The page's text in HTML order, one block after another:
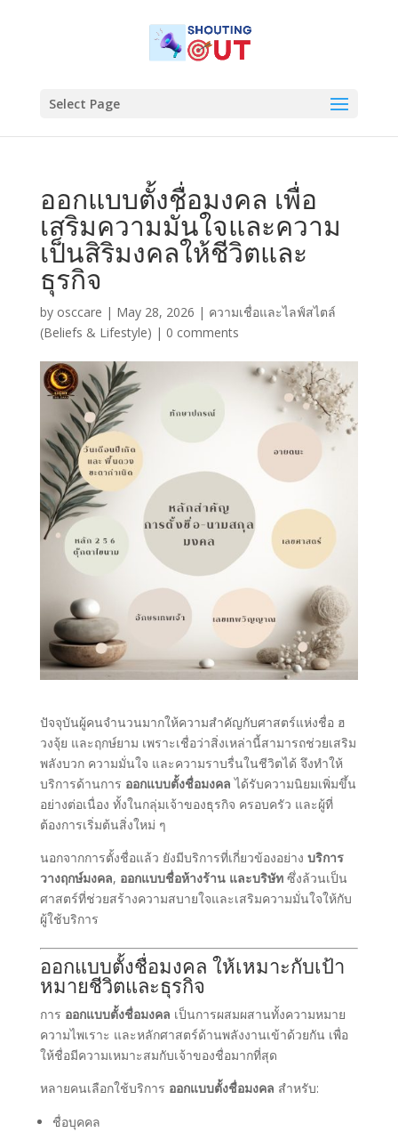
Select Page
ออกแบบตั้งชื่อมงคล เพื่อ
เสริมความมั่นใจและความ
เป็นสิริมงคลให้ชีวิตและ
ธุรกิจ
by osccare | May 28, 2026 | ความเชื่อและไลฟ์สไตล์
(Beliefs & Lifestyle) | 0 comments
ปัจจุบันผู้คนจำนวนมากให้ความสำคัญกับศาสตร์แห่งชื่อ ฮ
วงจุ้ย และฤกษ์ยาม เพราะเชื่อว่าสิ่งเหล่านี้สามารถช่วยเสริม
พลังบวก ความมั่นใจ และความราบรื่นในชีวิตได้ จึงทำให้
บริการด้านการ ออกแบบตั้งชื่อมงคล ได้รับความนิยมเพิ่มขึ้น
อย่างต่อเนื่อง ทั้งในกลุ่มเจ้าของธุรกิจ ครอบครัว และผู้ที่
ต้องการเริ่มต้นสิ่งใหม่ ๆ
นอกจากการตั้งชื่อแล้ว ยังมีบริการที่เกี่ยวข้องอย่าง บริการ
วางฤกษ์มงคล, ออกแบบชื่อห้างร้าน และบริษัทซึ่งล้วนเป็น
ศาสตร์ที่ช่วยสร้างความสบายใจและเสริมความมั่นใจให้กับ
ผู้ใช้บริการ
ออกแบบตั้งชื่อมงคล ให้เหมาะกับเป้า
หมายชีวิตและธุรกิจ
การ ออกแบบตั้งชื่อมงคล เป็นการผสมผสานทั้งความหมาย
ความไพเราะ และหลักศาสตร์ด้านพลังงานเข้าด้วยกัน เพื่อ
ให้ชื่อมีความเหมาะสมกับเจ้าของชื่อมากที่สุด
หลายคนเลือกใช้บริการ ออกแบบตั้งชื่อมงคล สำหรับ:
ชื่อบุคคล